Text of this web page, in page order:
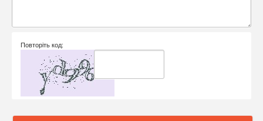
Повторіть код: